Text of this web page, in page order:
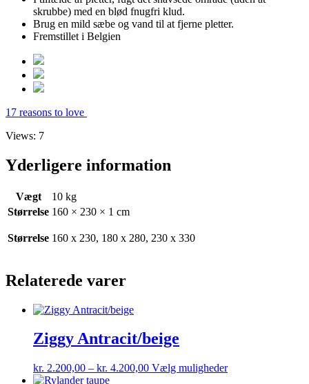
skrubbe) med en blød fnugfri klud.
Brug en mild sæbe og vand til at fjerne pletter.
Fremstillet i Belgien
17 reasons to love
Views: 7
Yderligere information
Vægt
10 kg
Størrelse 160 × 230 × 1 cm
Størrelse 160 x 230, 180 x 280, 230 x 330
Relaterede varer
Ziggy Antracit/beige
kr. 2.200,00 – kr. 4.200,00Prisinterval:
Vælg mulighederDette